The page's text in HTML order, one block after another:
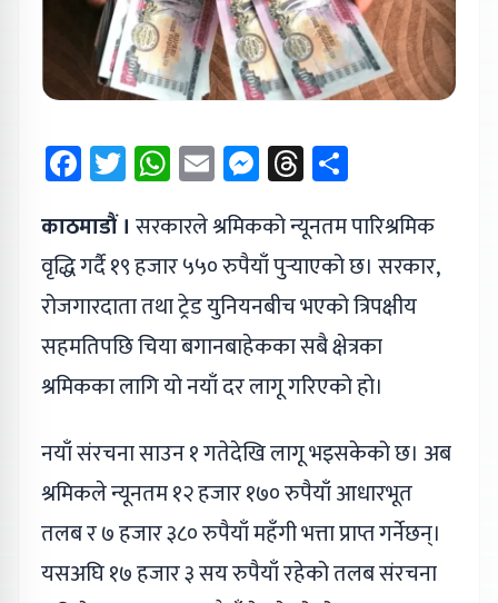
Facebook
Twitter
WhatsApp
EmailMessenger
Threads
काठमाडौं । सरकारले श्रमिकको न्यूनतम पारिश्रमिक
वृद्धि गर्दै १९ हजार ५५० रुपैयाँ पुर्‍याएको छ। सरकार,
रोजगारदाता तथा ट्रेड युनियनबीच भएको त्रिपक्षीय
सहमतिपछि चिया बगानबाहेकका सबै क्षेत्रका
श्रमिकका लागि यो नयाँ दर लागू गरिएको हो।
नयाँ संरचना साउन १ गतेदेखि लागू भइसकेको छ। अब
श्रमिकले न्यूनतम १२ हजार १७० रुपैयाँ आधारभूत
तलब र ७ हजार ३८० रुपैयाँ महँगी भत्ता प्राप्त गर्नेछन्।
यसअघि १७ हजार ३ सय रुपैयाँ रहेको तलब संरचना